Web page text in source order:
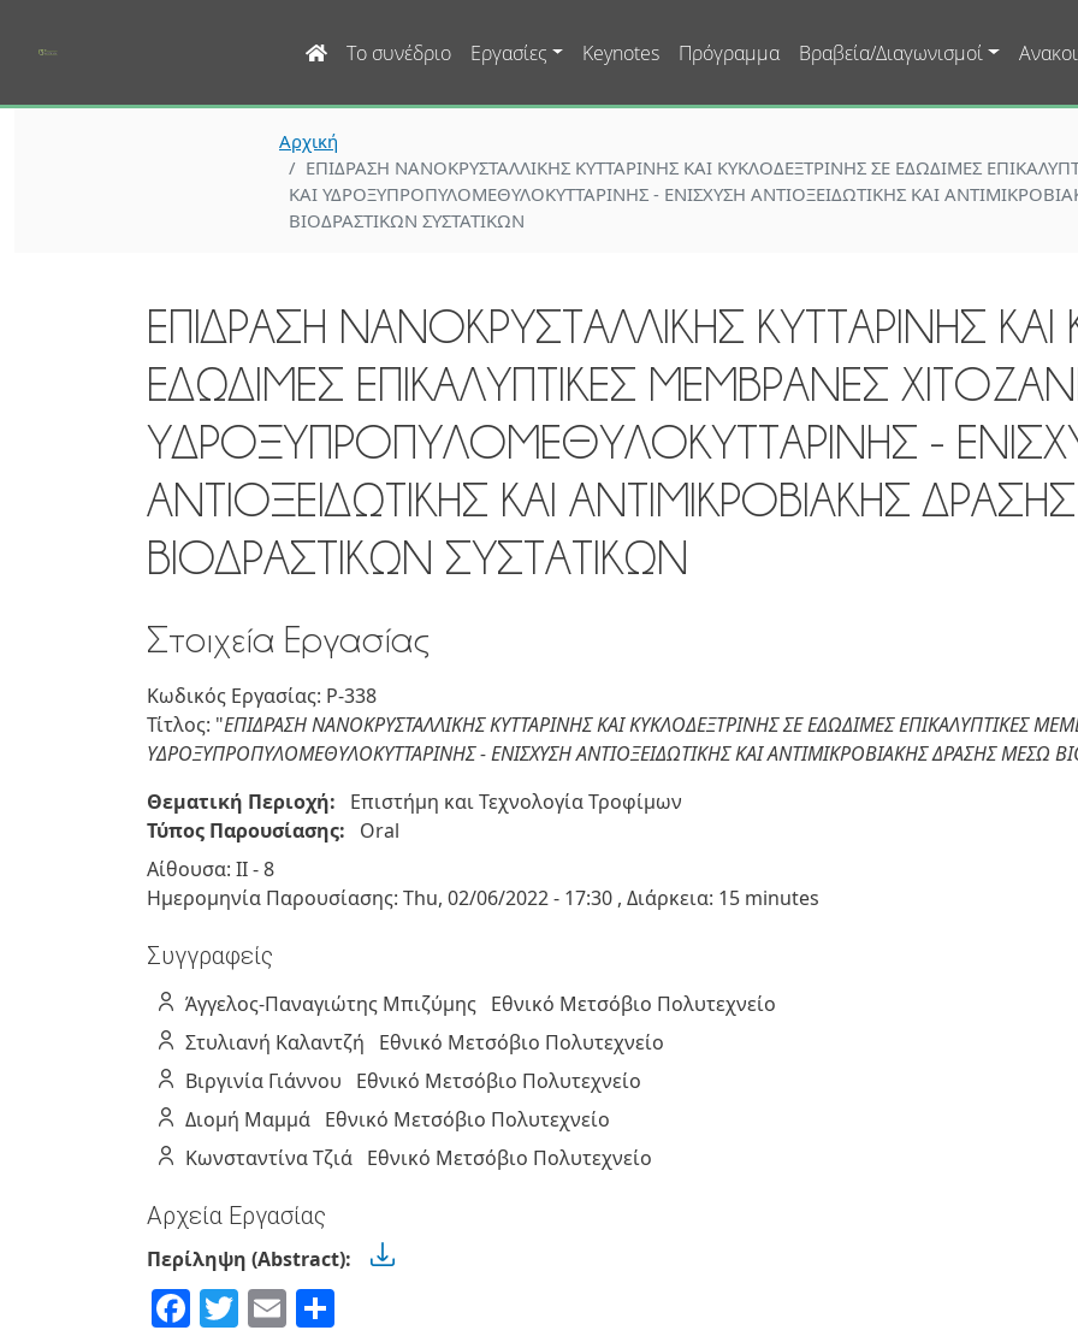
Main navigation
Το συνέδριο Εργασίες Keynotes Πρόγραμμα Βραβεία/Διαγωνισμοί
Αρχική
ΕΠΙΔΡΑΣΗ ΝΑΝΟΚΡΥΣΤΑΛΛΙΚΗΣ ΚΥΤΤΑΡΙΝΗΣ ΚΑΙ ΚΥΚΛΟΔΕΞΤΡΙΝΗΣ ΣΕ ΕΔΩΔΙΜΕΣ
ΚΑΙ ΥΔΡΟΞΥΠΡΟΠΥΛΟΜΕΘΥΛΟΚΥΤΤΑΡΙΝΗΣ - ΕΝΙΣΧΥΣΗ ΑΝΤΙΟΞΕΙΔΩΤΙΚΗΣ ΚΑΙ
ΒΙΟΔΡΑΣΤΙΚΩΝ ΣΥΣΤΑΤΙΚΩΝ
ΕΠΙΔΡΑΣΗ ΝΑΝΟΚΡΥΣΤΑΛΛΙΚΗΣ ΚΥΤΤΑΡΙΝΗΣ
ΕΔΩΔΙΜΕΣ ΕΠΙΚΑΛΥΠΤΙΚΕΣ ΜΕΜΒΡΑΝΕΣ
ΥΔΡΟΞΥΠΡΟΠΥΛΟΜΕΘΥΛΟΚΥΤΤΑΡΙΝΗΣ -
ΑΝΤΙΟΞΕΙΔΩΤΙΚΗΣ ΚΑΙ ΑΝΤΙΜΙΚΡΟΒΙΑΚΗΣ
ΒΙΟΔΡΑΣΤΙΚΩΝ ΣΥΣΤΑΤΙΚΩΝ
Στοιχεία Εργασίας
Κωδικός Εργασίας: P-338
Τίτλος: "ΕΠΙΔΡΑΣΗ ΝΑΝΟΚΡΥΣΤΑΛΛΙΚΗΣ ΚΥΤΤΑΡΙΝΗΣ ΚΑΙ ΚΥΚΛΟΔΕΞΤΡΙΝΗΣ ΣΕ ΕΔΩΔΙΜΕΣ ΕΠΙΚΑΛΥΠΤΙΚΕΣ
ΥΔΡΟΞΥΠΡΟΠΥΛΟΜΕΘΥΛΟΚΥΤΤΑΡΙΝΗΣ - ΕΝΙΣΧΥΣΗ ΑΝΤΙΟΞΕΙΔΩΤΙΚΗΣ ΚΑΙ ΑΝΤΙΜΙΚΡΟΒΙΑΚΗΣ ΔΡΑΣΗΣ ΜΕΣΩ
Θεματική Περιοχή:
Επιστήμη και Τεχνολογία Τροφίμων
Τύπος Παρουσίασης:
Oral
Αίθουσα: ΙΙ - 8
Ημερομηνία Παρουσίασης: Thu, 02/06/2022- 17:30 , Διάρκεια: 15 minutes
Συγγραφείς
Άγγελος-Παναγιώτης Μπιζύμης Εθνικό Μετσόβιο Πολυτεχνείο
Στυλιανή Καλαντζή
Εθνικό Μετσόβιο Πολυτεχνείο
Βιργινία Γιάννου
Εθνικό Μετσόβιο Πολυτεχνείο
Διομή Μαμμά Εθνικό Μετσόβιο Πολυτεχνείο
ΚωνσταντίναΤζιά Εθνικό Μετσόβιο Πολυτεχνείο
Αρχεία Εργασίας
Περίληψη (Abstract):
Facebook
Twitter
Email